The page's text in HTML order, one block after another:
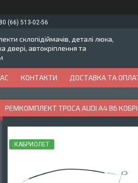
(66) 513-02-56
склопідіймачів, деталі люка,
двері, автокріплення та
КОНТАКТИ ДОСТАВКА ТА
РЕМКОМПЛЕКТ ТРОСА AUDI A4 B6
КАБРИОЛЕТ